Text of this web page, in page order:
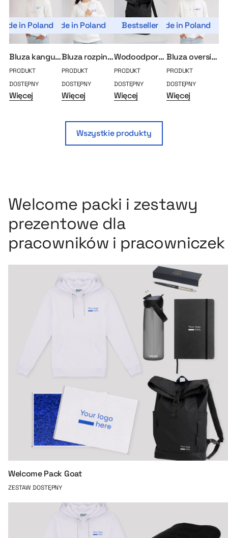
in Poland
Bluza kangurka MerchUp
PRODUKT
DOSTĘPNY
Więcej
Made in Poland
Bluza rozpinana MerchUp
PRODUKT
DOSTĘPNY
Więcej
Bestseller
Wodoodporny plecak roll-top
PRODUKT
DOSTĘPNY
Więcej
Made in Poland
Bluza oversize MerchUp
PRODUKT
DOSTĘPNY
Więcej
Wszystkie produkty
Welcome packi i zestawy
prezentowe dla
pracowników i pracowniczek
Welcome Pack Goat
ZESTAW DOSTĘPNY